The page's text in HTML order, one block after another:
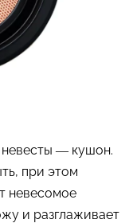
невесты — кушон.
при этом
невесомое
и разглаживает